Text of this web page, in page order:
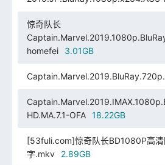
惊奇队长
homefei
3.01GB
HD.MA.7.1-OFA
18.22GB
[53fuli.com]惊奇队长BD1080P高清
字.mkv
2.89GB